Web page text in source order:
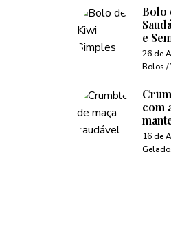
Bolo
e
26 de
Bolos /
com
16 de